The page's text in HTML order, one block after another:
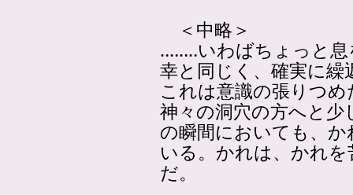
＜中略＞
‥‥‥‥いわばちょっと
幸と同じく、確実に繰
これは意識の張りつ
神々の洞穴の方へと
の瞬間においても、
いる。かれは、かれ
だ。